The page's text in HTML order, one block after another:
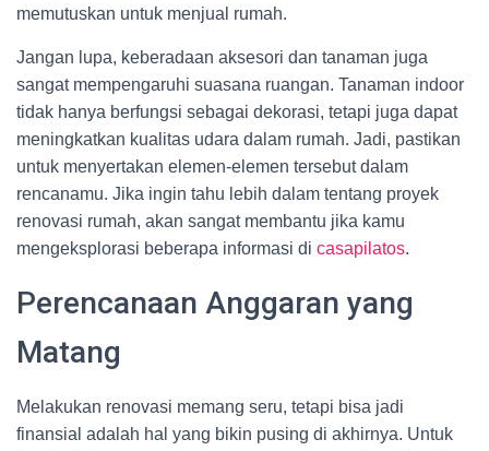
memutuskan untuk menjual rumah.
Jangan lupa, keberadaan aksesori dan tanaman juga
sangat mempengaruhi suasana ruangan. Tanaman indoor
tidak hanya berfungsi sebagai dekorasi, tetapi juga dapat
meningkatkan kualitas udara dalam rumah. Jadi, pastikan
untuk menyertakan elemen-elemen tersebut dalam
rencanamu. Jika ingin tahu lebih dalam tentang proyek
renovasi rumah, akan sangat membantu jika kamu
mengeksplorasi beberapa informasi di casapilatos.
Perencanaan Anggaran yang
Matang
Melakukan renovasi memang seru, tetapi bisa jadi
finansial adalah hal yang bikin pusing di akhirnya. Untuk